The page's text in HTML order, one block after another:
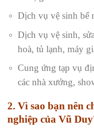
Dịch vụ vệ sinh bể
Dịch vụ vệ sinh,
hoà, tủ lạnh, máy
Cung ứng tạp vụ
các nhà xưởng,
2. Vì sao bạn nên
nghiệp của Vũ